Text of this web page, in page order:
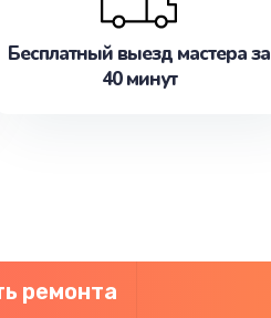
Бесплатный выезд мастера за
40 минут
ремонта